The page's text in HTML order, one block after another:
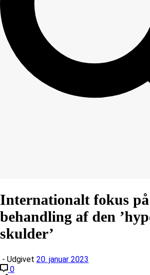
Internationalt fokus på
behandling af den
skulder’
- Udgivet 20. januar 2023
0